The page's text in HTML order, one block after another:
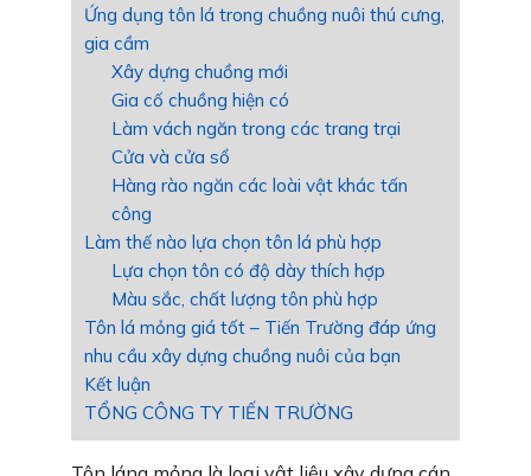
Ứng dụng tôn lá trong chuồng nuôi thú cưng,
gia cầm
Xây dựng chuồng mới
Gia cố chuồng hiện có
Làm vách ngăn trong các trang trại
Cửa và cửa sổ
Hàng rào ngăn các loài vật khác tấn
công
Làm thế nào lựa chọn tôn lá phù hợp
Lựa chọn tôn có độ dày thích hợp
Màu sắc, chất lượng tôn phù hợp
Tôn lá mỏng giá tốt – Tiến Trường đáp ứng
nhu cầu xây dựng chuồng nuôi của bạn
Kết luận
TỔNG CÔNG TY TIẾN TRƯỜNG